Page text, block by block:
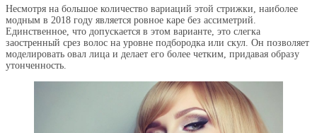
Несмотря на большое количество вариаций этой стрижки, наиболее
модным в 2018 году является ровное каре без ассиметрий.
Единственное, что допускается в этом варианте, это слегка
заостренный срез волос на уровне подбородка или скул. Он позволяет
моделировать овал лица и делает его более четким, придавая образу
утонченность.